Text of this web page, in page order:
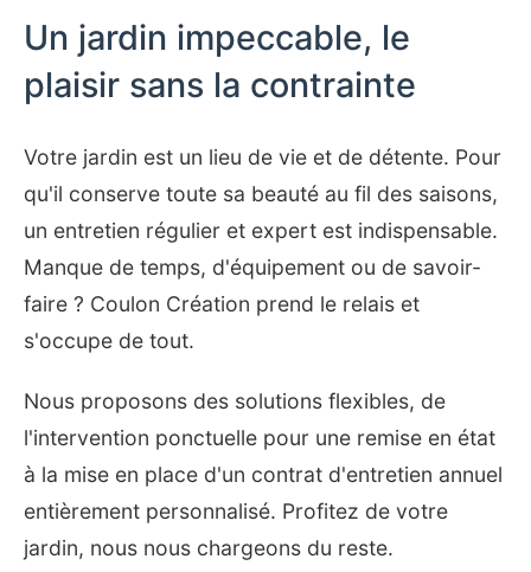
Un jardin impeccable, le
plaisir sans la contrainte
Votre jardin est un lieu de vie et de détente. Pour
qu'il conserve toute sa beauté au fil des saisons,
un entretien régulier et expert est indispensable.
Manque de temps, d'équipement ou de savoir-
faire ? Coulon Création prend le relais et
s'occupe de tout.
Nous proposons des solutions flexibles, de
l'intervention ponctuelle pour une remise en état
à la mise en place d'un contrat d'entretien annuel
entièrement personnalisé. Profitez de votre
jardin, nous nous chargeons du reste.